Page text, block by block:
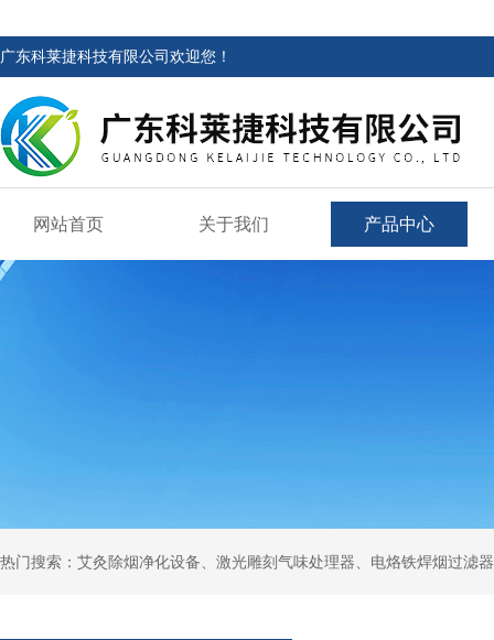
广东科莱捷科技有限公司欢迎您！
网站首页 关于我们 产品中心